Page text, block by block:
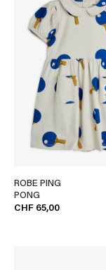
ROBE PING
PONG
CHF 65,00